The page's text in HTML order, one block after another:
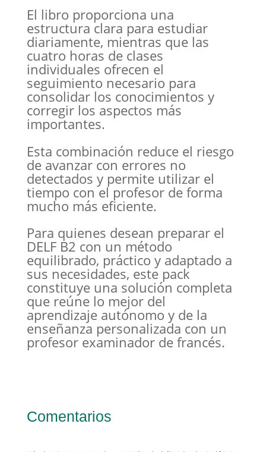
El libro proporciona una
estructura clara para estudiar
diariamente, mientras que las
cuatro horas de clases
individuales ofrecen el
seguimiento necesario para
consolidar los conocimientos y
corregir los aspectos más
importantes.
Esta combinación reduce el riesgo
de avanzar con errores no
detectados y permite utilizar el
tiempo con el profesor de forma
mucho más eficiente.
Para quienes desean preparar el
DELF B2 con un método
equilibrado, práctico y adaptado a
sus necesidades, este pack
constituye una solución completa
que reúne lo mejor del
aprendizaje autónomo y de la
enseñanza personalizada con un
profesor examinador de francés.
Comentarios